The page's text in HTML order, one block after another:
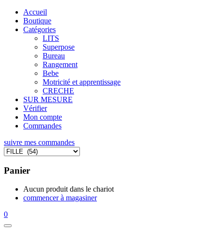
Accueil
Boutique
Catégories
LITS
Superpose
Bureau
Rangement
Bebe
Motricité et apprentissage
CRECHE
SUR MESURE
Vérifier
Mon compte
Commandes
suivre mes commandes
Panier
Aucun produit dans le chariot
commencer à magasiner
0